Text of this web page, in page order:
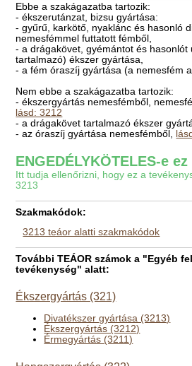
Ebbe a szakágazatba tartozik:
- ékszerutánzat, bizsu gyártása:
- gyűrű, karkötő, nyaklánc és hasonló
nemesfémmel futtatott fémből,
- a drágakövet, gyémántot és hasonlót
tartalmazó) ékszer gyártása,
- a fém óraszíj gyártása (a nemesfém
Nem ebbe a szakágazatba tartozik:
- ékszergyártás nemesfémből,
lásd: 3212
- a drágakövet tartalmazó ékszer
- az óraszíj gyártása nemesfémből,
ENGEDÉLYKÖTELES-e
Itt tudja ellenőrizni, hogy ez a
3213
Szakmakódok:
3213 teáor alatti szakmakódok
További TEÁOR számok a "Egyéb
tevékenység" alatt:
Ékszergyártás (321)
Divatékszer gyártása (3213)
Ékszergyártás (3212)
Érmegyártás (3211)